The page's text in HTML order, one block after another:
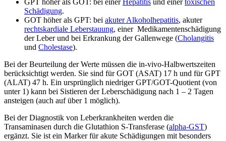
GPT höher als GOT: bei einerHepatitis und einertoxischen
Schädigung.
GOT höher als GPT: bei akuter Alkoholhepatitis, akuter
rechtskardiale Leberstauung, einer Medikamentenschädigung
der Leber und bei Erkrankung der Gallenwege (Cholangitis
und Cholestase).
Bei der Beurteilung der Werte müssen die in-vivo-Halbwertszeiten
berücksichtigt werden. Sie sind für GOT (ASAT) 17 h und für GPT
(ALAT) 47 h. Ein ursprünglich niedriger GPT/GOT-Quotient (von
unter 1) kann bei Sistieren der Leberschädigung nach 1 – 2 Tagen
ansteigen (auch auf über 1 möglich).
Bei der Diagnostik von Leberkrankheiten werden die
Transaminasen durch die Glutathion S-Transferase (alpha-GST)
ergänzt. Sie ist ein Marker für akute Schädigungen mit besonders